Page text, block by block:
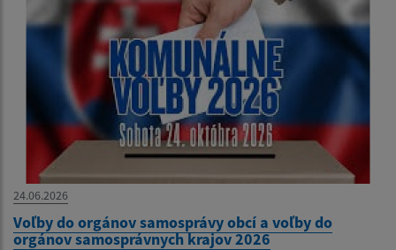
24.06.2026
Voľby do orgánov samosprávy obcí a voľby do
orgánov samosprávnych krajov 2026